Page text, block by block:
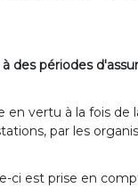
périodes
vertu à la fois de
par les
est prise en